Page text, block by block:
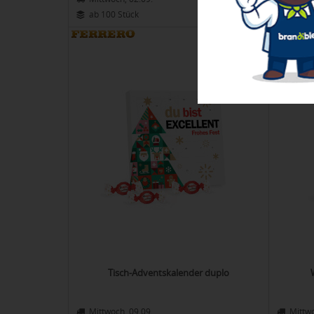
ab 100 Stück
ab 2,75 €
ab
018-95197
Tisch-Adventskalender duplo
Mittwoch, 09.09.